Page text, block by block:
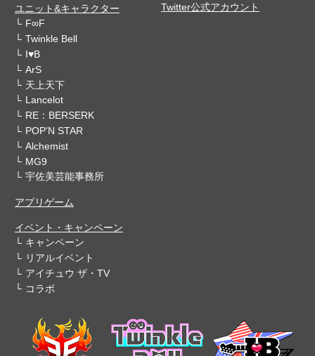
ユニット&キャラクター
F∞F
Twinkle Bell
I♥B
ArS
天上天下
Lancelot
RE：BERSERK
POP'N STAR
Alchemist
MG9
宇佐美芸能事務所
アプリゲーム
イベント・キャンペーン
キャンペーン
リアルイベント
アイチュウ ザ・TV
コラボ
Twitter公式アカウント